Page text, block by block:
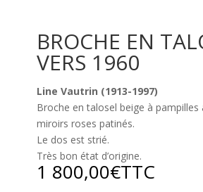
BROCHE EN
VERS 1960
Line Vautrin (1913-1997)
Broche en talosel beige à pampilles
miroirs roses patinés.
Le dos est strié.
Très bon état d’origine.
1 800,00€TTC